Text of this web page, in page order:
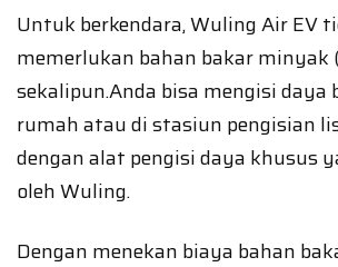
Untuk berkendara, Wuling Air EV
memerlukan bahan bakar minyak
sekalipun.Anda bisa mengisi daya
rumah atau di stasiun pengisian
dengan alat pengisi daya khusus
oleh Wuling.
Dengan menekan biaya bahan